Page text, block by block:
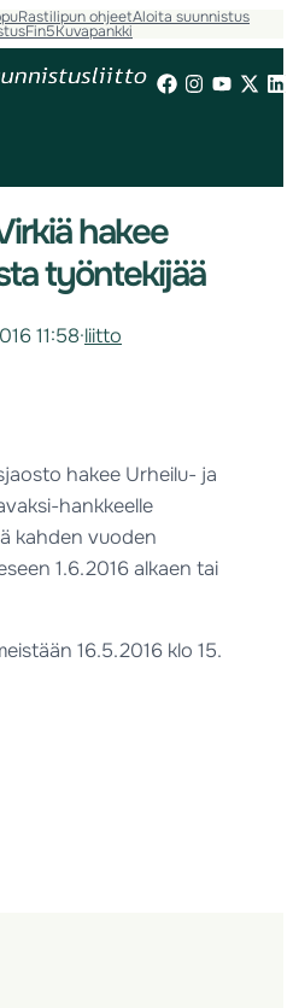
Rastilipun ohjeetAloita suunnistus
Fin5Kuvapankki
hakee
työntekijää
11:58·liitto
hakee Urheilu- ja
hankkeelle
kahden vuoden
1.6.2016 alkaen tai
16.5.2016 klo 15.